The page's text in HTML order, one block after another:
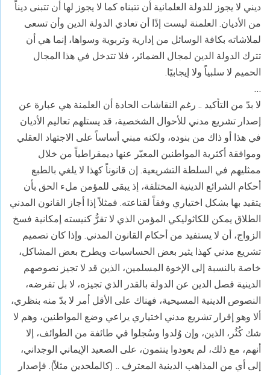
ديني لا يجوز للدولة العلمانية أن تتبناه كما لا يجوز لها أن تتبنى ديناً
من الأديان. العلمنة ليست إذًا أن تعادي الدولة الدين وأن تسعى
لملاشاته بكافة الوسائل من إدارية وتربوية وسواها، إنما هي أن
تترك الدولة الدين لمجال الضمائر، فلا تتدخل في هذا المجال
الحميم لا سلبياً ولا إيجابيًا.
…
لا بدّ من التأكيد .. رغم النقاشات الحادة أن العلمنة هي عبارة عن
إصدار تشريع مدني للأحوال الشخصية، قد يستلهم تعاليم الأديان
في هذا أو ذاك من بنوده، ولكنه مبني أساساً على الاجتهاد العقلي
وموافقة أكثرية المواطنين المعبّر عنها ديمقراطياً من خلال
ممثليهم في السلطة التشريعية. إن قانوناً كهذا لا يلغي بالطبع
أحكام الشرائع الدينية المختلفة، إذ يبقى للمؤمن ملء الحق بأن
يتقيد بها بشكل اختياري وفقاً لقناعته. فمثلاً إذا أجاز القانون المدني
الطلاق يمكن للكاثوليكي المؤمن الذي لا تقرُّ كنيسته إمكانية فسخ
الزواج، أن لا يستفيد من أحكام القانون المدني. وإذا كان تصميم
تشريع مدني كهذا يثير بعض الحساسيات ويطرح بعض المشاكل،
خاصة بالنسبة إلى الإخوة المسلمين، الذين قد لا تجيز نصوصهم
الدينية فصل الدين عن الدولة بالقدر الذي تجيزه، لا بل تفرضه،
النصوص الدينية المسيحية، فهناك على الأقل أمر لا بدّ منه بنظري،
ألا وهو إقرار تشريع مدني اختياري يراعي وضع المواطنين، وهم لا
شك كُثُر، الذين، وإن وُلدوا وسُجلوا في طائفة من الطوائف، إلا
أنهم، مع ذلك، لم يعودوا ينتمون، على الصعيد الإيماني الوجداني،
إلى أي من المذاهب الدينية المعترف .. (كالملحدين مثلاً). فإصدار